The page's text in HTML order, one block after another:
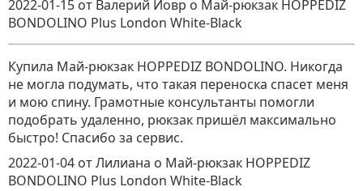
2022-01-15 от Валерий Йовр о Май-рюкзак HOPPEDIZ
BONDOLINO Plus London White-Black
Купила Май-рюкзак HOPPEDIZ BONDOLINO. Никогда
не могла подумать, что такая переноска спасет меня
и мою спину. Грамотные консультанты помогли
подобрать удаленно, рюкзак пришёл максимально
быстро! Спасибо за сервис.
2022-01-04 от Лилиана о Май-рюкзак HOPPEDIZ
BONDOLINO Plus London White-Black